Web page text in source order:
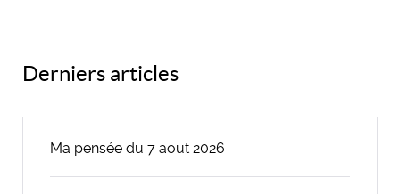
Derniers articles
Ma pensée du 7 aout 2026